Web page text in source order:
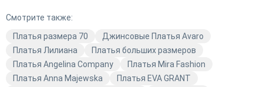
магазине Avaro мы следим за трендами и предлагаем
вам только качественную модную одежду. Откройте
для себя новые горизонты стиля с платьями от Милора
Стиль.
Смотрите также:
Платья размера 70
Джинсовые Платья Avaro
Платья Лилиана
Платья больших размеров
Платья Angelina Company
Платья Mira Fashion
Платья Anna Majewska
Платья EVA GRANT